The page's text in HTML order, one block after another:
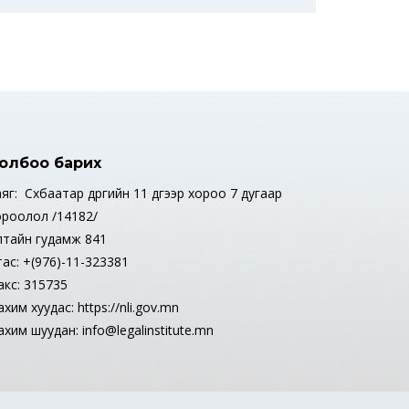
барих
Сүхбаатар дүүргийн 11 дүгээр хороо 7 дугаар
/14182/
гудамж 841
+(976)-11-323381
315735
хуудас: https://nli.gov.mn
шуудан: info@legalinstitute.mn